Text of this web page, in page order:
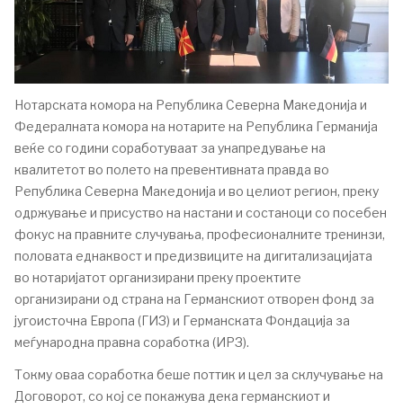
Нотарската комора на Република Северна Македонија и
Федералната комора на нотарите на Република Германија
веќе со години соработуваат за унапредување на
квалитетот во полето на превентивната правда во
Република Северна Македонија и во целиот регион, преку
одржување и присуство на настани и состаноци со посебен
фокус на правните случувања, професионалните тренинзи,
половата еднаквост и предизвиците на дигитализацијата
во нотаријатот организирани преку проектите
организирани од страна на Германскиот отворен фонд за
југоисточна Европа (ГИЗ) и Германската Фондација за
меѓународна правна соработка (ИРЗ).
Токму оваа соработка беше поттик и цел за склучување на
Договорот, со кој се покажува дека германскиот и